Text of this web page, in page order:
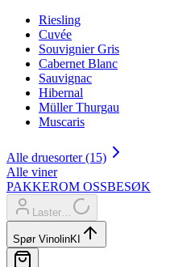
Riesling
Cuvée
Souvignier Gris
Cabernet Blanc
Sauvignac
Hibernal
Müller Thurgau
Muscaris
Alle druesorter (15)
Alle viner
PAKKEROM OSSBESØK
Laster…
Spør VinolinKI